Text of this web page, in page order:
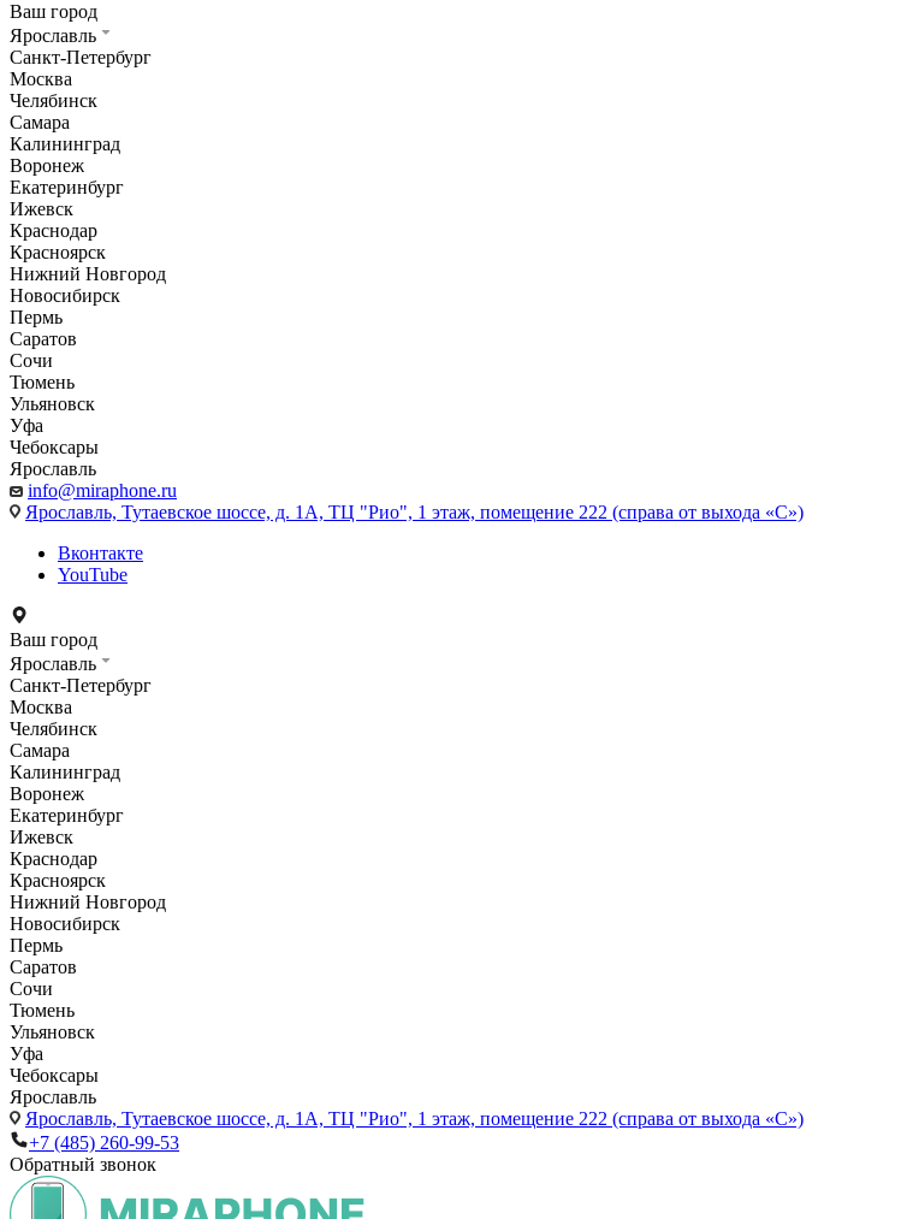
Ваш город
Ярославль
Санкт-Петербург
Москва
Челябинск
Самара
Калининград
Воронеж
Екатеринбург
Ижевск
Краснодар
Красноярск
Нижний Новгород
Новосибирск
Пермь
Саратов
Сочи
Тюмень
Ульяновск
Уфа
Чебоксары
Ярославль
info@miraphone.ru
Ярославль, Тутаевское шоссе, д. 1А, ТЦ "Рио", 1 этаж, помещение 222 (справа от выхода «С»)
Вконтакте
YouTube
Ваш город
Ярославль
Санкт-Петербург
Москва
Челябинск
Самара
Калининград
Воронеж
Екатеринбург
Ижевск
Краснодар
Красноярск
Нижний Новгород
Новосибирск
Пермь
Саратов
Сочи
Тюмень
Ульяновск
Уфа
Чебоксары
Ярославль
Ярославль, Тутаевское шоссе, д. 1А, ТЦ "Рио", 1 этаж, помещение 222 (справа от выхода «С»)
+7 (485) 260-99-53
Обратный звонок